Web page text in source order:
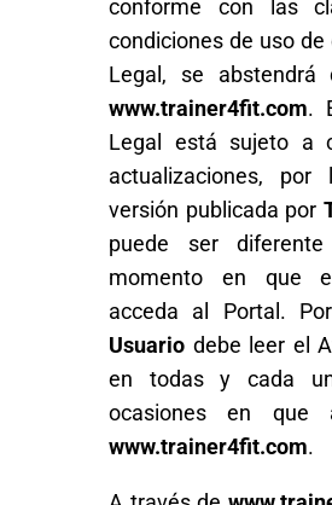
conforme con las
condiciones de uso
Legal, se abstendrá
www.trainer4fit.com.
Legal está sujeto a
actualizaciones,
versión publicada por
puede ser
momento en que
acceda al Portal.
Usuario debe leer el
en todas y cada
ocasiones en que
www.trainer4fit.com.